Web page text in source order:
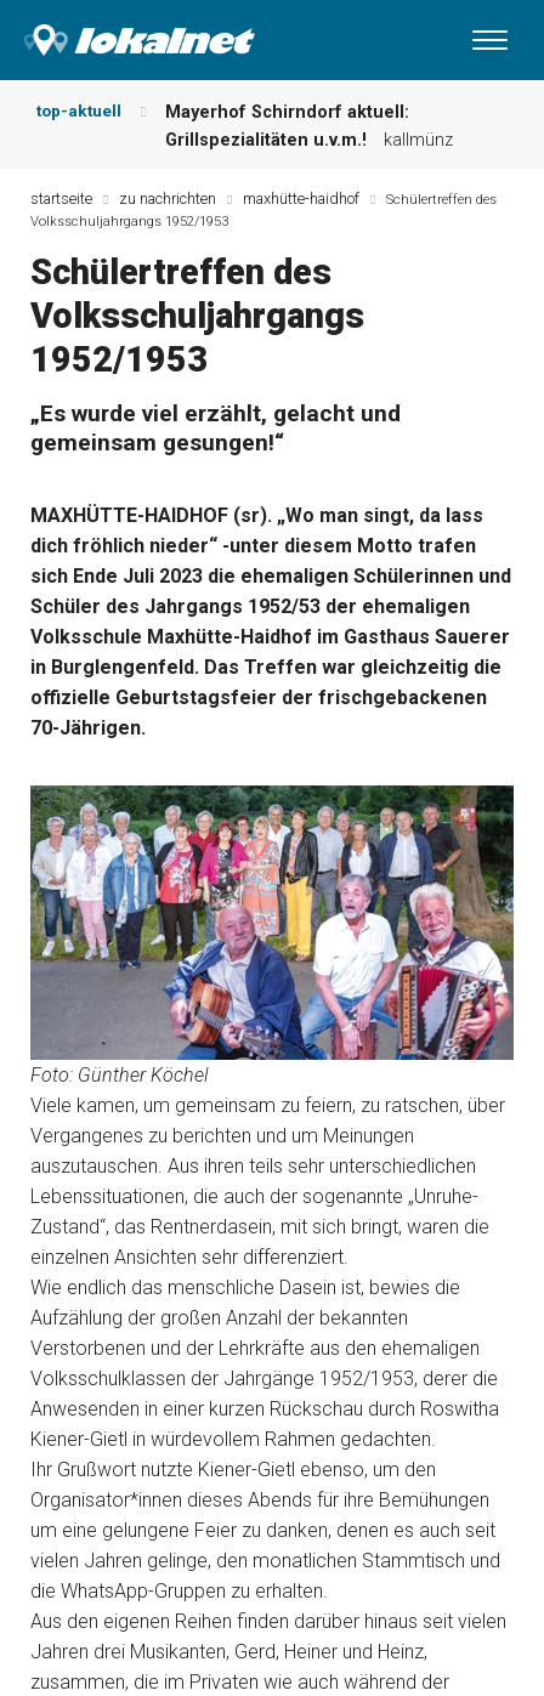
top-aktuell
Mayerhof Schirndorf aktuell:
Grillspezialitäten u.v.m.!
kallmünz
und mehr … burglengenfeld
Der „deutsche Michel“ muss nun
leserbriefe
Maxhütter Fischladen: Unser aktuelles
Angebot …
maxhütte-haidhof
Nutzen Sie aktuelle Angebote Ihrer
Metzgerei Hummel: Aktuelles
Wochenangebot!
startseite zu nachrichten maxhütte-haidhof
Schülertreffen des
Volksschuljahrgangs 1952/1953
Schülertreffen des
Volksschuljahrgangs
1952/1953
„Es wurde viel erzählt, gelacht und
gemeinsam gesungen!“
MAXHÜTTE-HAIDHOF (sr). „Wo man singt, da lass
dich fröhlich nieder“ -unter diesem Motto trafen
sich Ende Juli 2023 die ehemaligen Schülerinnen und
Schüler des Jahrgangs 1952/53 der ehemaligen
Volksschule Maxhütte-Haidhof im Gasthaus Sauerer
in Burglengenfeld. Das Treffen war gleichzeitig die
offizielle Geburtstagsfeier der frischgebackenen
70-Jährigen.
Foto: Günther Köchel
Viele kamen, um gemeinsam zu feiern, zu ratschen, über
Vergangenes zu berichten und um Meinungen
auszutauschen. Aus ihren teils sehr unterschiedlichen
Lebenssituationen, die auch der sogenannte „Unruhe-
Zustand“, das Rentnerdasein, mit sich bringt, waren die
einzelnen Ansichten sehr differenziert.
Wie endlich das menschliche Dasein ist, bewies die
Aufzählung der großen Anzahl der bekannten
Verstorbenen und der Lehrkräfte aus den ehemaligen
Volksschulklassen der Jahrgänge 1952/1953, derer die
Anwesenden in einer kurzen Rückschau durch Roswitha
Kiener-Gietl in würdevollem Rahmen gedachten.
Ihr Grußwort nutzte Kiener-Gietl ebenso, um den
Organisator*innen dieses Abends für ihre Bemühungen
um eine gelungene Feier zu danken, denen es auch seit
vielen Jahren gelinge, den monatlichen Stammtisch und
die WhatsApp-Gruppen zu erhalten.
Aus den eigenen Reihen finden darüber hinaus seit vielen
Jahren drei Musikanten, Gerd, Heiner und Heinz,
zusammen, die im Privaten wie auch während der